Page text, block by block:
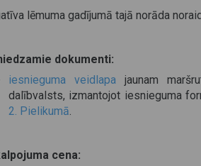
lēmuma gadījumā tajā norāda
dokumenti:
iesnieguma veidlapa jaunam
dalībvalsts, izmantojot iesnieguma
2. Pielikumā.
cena: